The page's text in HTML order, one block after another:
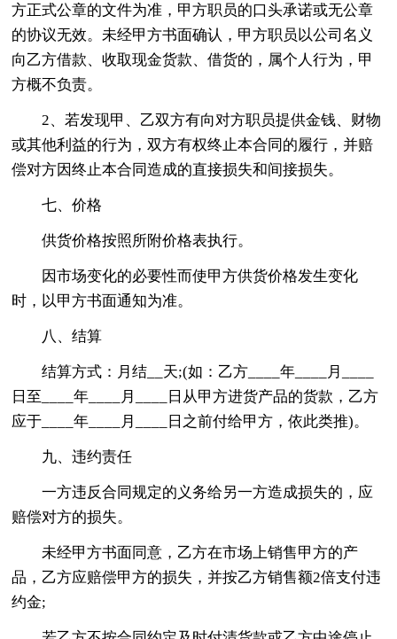
方正式公章的文件为准，甲方职员的口头承诺或无公章
的协议无效。未经甲方书面确认，甲方职员以公司名义
向乙方借款、收取现金货款、借货的，属个人行为，甲
方概不负责。
2、若发现甲、乙双方有向对方职员提供金钱、财物
或其他利益的行为，双方有权终止本合同的履行，并赔
偿对方因终止本合同造成的直接损失和间接损失。
七、价格
供货价格按照所附价格表执行。
因市场变化的必要性而使甲方供货价格发生变化
时，以甲方书面通知为准。
八、结算
结算方式：月结__天;(如：乙方____年____月____
日至____年____月____日从甲方进货产品的货款，乙方
应于____年____月____日之前付给甲方，依此类推)。
九、违约责任
一方违反合同规定的义务给另一方造成损失的，应
赔偿对方的损失。
未经甲方书面同意，乙方在市场上销售甲方的产
品，乙方应赔偿甲方的损失，并按乙方销售额2倍支付违
约金;